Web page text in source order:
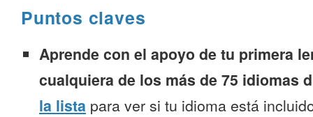
Puntos claves
Aprende con el apoyo de tu primera
cualquiera de los más de 75 idiomas
la lista para ver si tu idioma está